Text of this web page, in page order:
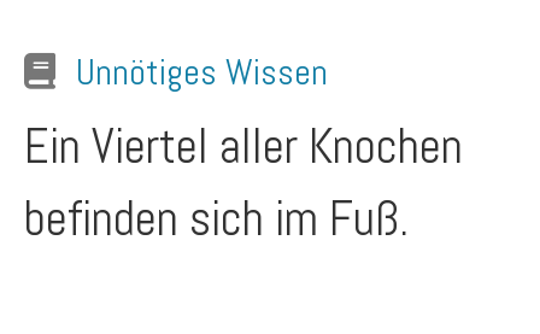
Unnötiges Wissen
Ein Viertel aller Knochen
befinden sich im Fuß.